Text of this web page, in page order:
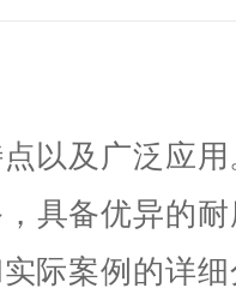
以及广泛应
具备优异的
际案例的详